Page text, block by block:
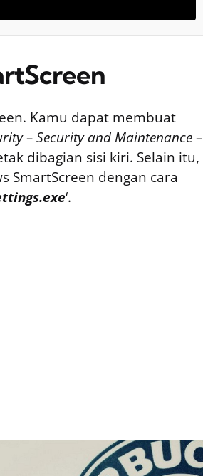
Kamu dapat membuat
– Security and Maintenance –
dibagian sisi kiri. Selain itu,
SmartScreen dengan cara
‘.